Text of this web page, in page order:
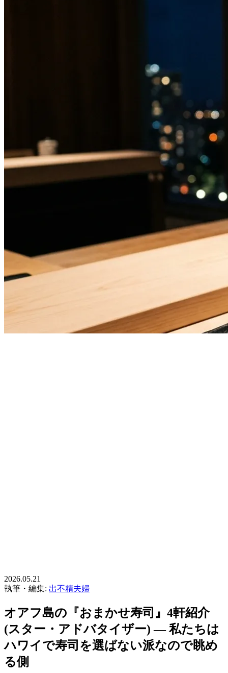
2026.05.21
執筆・編集: 出不精夫婦
オアフ島の『おまかせ寿司』4軒紹介
(スター・アドバタイザー) ― 私たちは
ハワイで寿司を選ばない派なので眺め
る側